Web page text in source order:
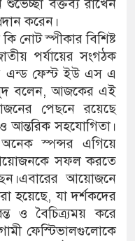
বক্তব্য রাখেন
করেন।
নোট স্পীকার বিশিষ্ট
পর্যায়ের সংগঠক
এন্ড ফেস্ট ইউ এস এ
বলেন, আজকের এই
পেছনে রয়েছে
আন্তরিক সহযোগিতা।
অনেক স্পন্সর এগিয়ে
সফল করতে
আয়োজনে
হয়েছে, যা দর্শকদের
ও বৈচিত্র্যময় করে
ফেস্টিভালগুলোকে